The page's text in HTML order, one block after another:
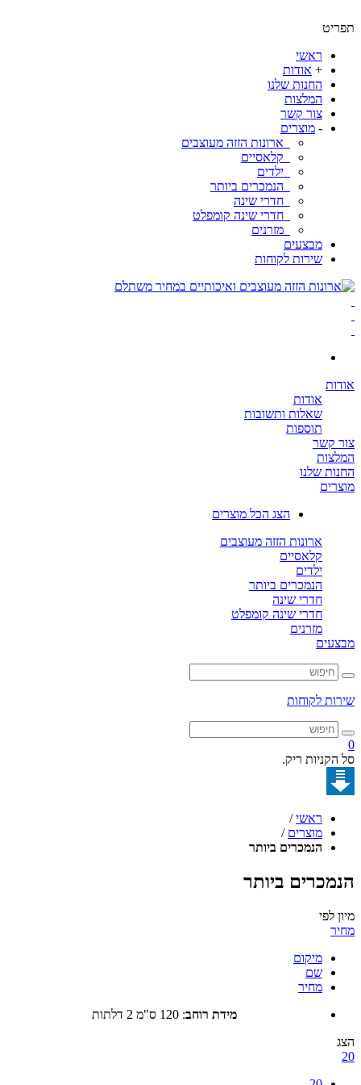
ראשי
אודות
החנות שלנו
המלצות
צור קשר
מוצרים
ארונות הזזה מעוצבים
קלאסיים
ילדים
הנמכרים ביותר
חדרי שינה
חדרי שינה קומפלט
מזרנים
מבצעים
שירות לקוחות
אודות
שאלות ותשובות
תוספות
קשר
שלנו
הצג הכל מוצרים
ארונות הזזה מעוצבים
קלאסיים
הנמכרים ביותר
חדרי שינה
חדרי שינה קומפלט
מזרנים
לקוחות
ריק.
ראשי
/
מוצרים /
הנמכרים ביותר
ביותר
מיקום
שם
מחיר
מידת רוחב :120 ס"מ 2 דלתות